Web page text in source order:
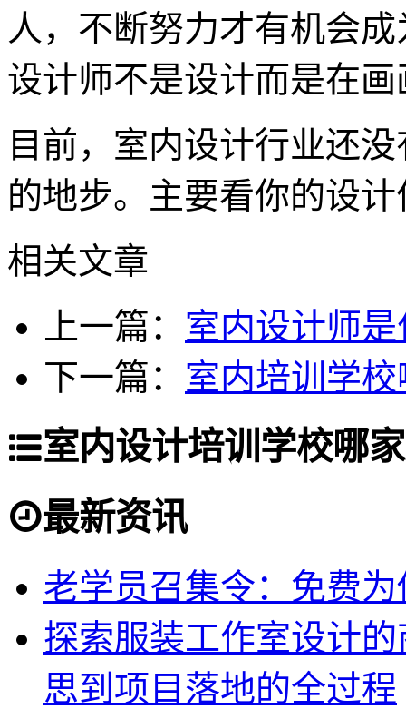
人，不断努力才有机会
设计师不是设计而是在画
目前，室内设计行业还
的地步。主要看你的设
相关文章
上一篇： 室内设计师
下一篇： 室内培训学
室内设计培训学校哪
最新资讯
老学员召集令：免费
探索服装工作室设计
思到项目落地的全过程